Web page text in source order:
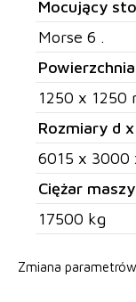
Mocujący
Morse 6 .
1250 x 1250
Rozmiary d
6015 x 3000
Ciężar
17500 kg
Zmiana